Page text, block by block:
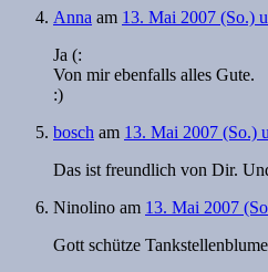
Anna am 13. Mai 2007 (So.)
Ja (:
Von mir ebenfalls alles Gute.
:)
bosch am 13. Mai 2007 (So.)
Das ist freundlich von Dir.
Ninolino am 13. Mai 2007
Gott schütze